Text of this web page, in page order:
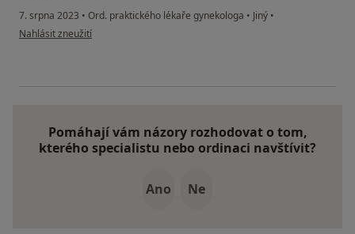
7. srpna 2023 • Ord. praktického lékaře gynekologa • Jiný •
podle názoru uživatele Gestingerova Martina
Nahlásit zneužití
Pomáhají vám názory rozhodovat o tom,
kterého specialistu nebo ordinaci navštívit?
Ano Ne